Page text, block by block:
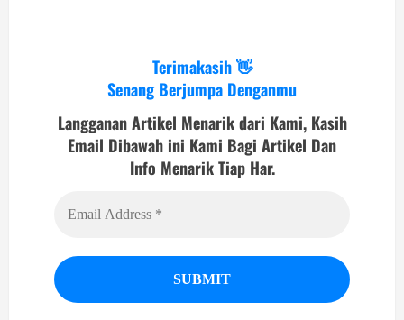
Terimakasih 👋
Senang Berjumpa Denganmu
Langganan Artikel Menarik dari Kami, Kasih
Email Dibawah ini Kami Bagi Artikel Dan
Info Menarik Tiap Har.